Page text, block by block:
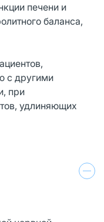
печени и
баланса,
с другими
при
удлиняющих